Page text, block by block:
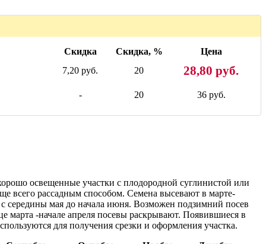
Скидка Скидка, %
Цена
7,20 руб. 20 28,80 руб.
- 20 36 руб.
освещенные участки с плодородной суглинистой или
всего рассадным способом. Семена высевают в марте-
середины мая до начала июня. Возможен подзимний посев
марта -начале апреля посевы раскрывают. Появившиеся в
для получения срезки и оформления участка.